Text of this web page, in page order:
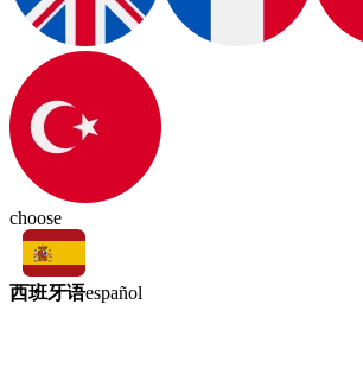
choose
西班牙语español